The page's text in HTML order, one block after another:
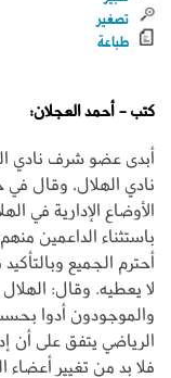
تصغير
طباعة
كتب - أحمد العجلان:
أبدى عضو شرف نادي
نادي الهلال، وقال
الأوضاع الإدارية في
باستثناء الداعمين
أحترم الجميع
لا يعطيه. وقال:
والموجودون أدوا
الرياضي يتفق على أن
فلا بد من تغيير